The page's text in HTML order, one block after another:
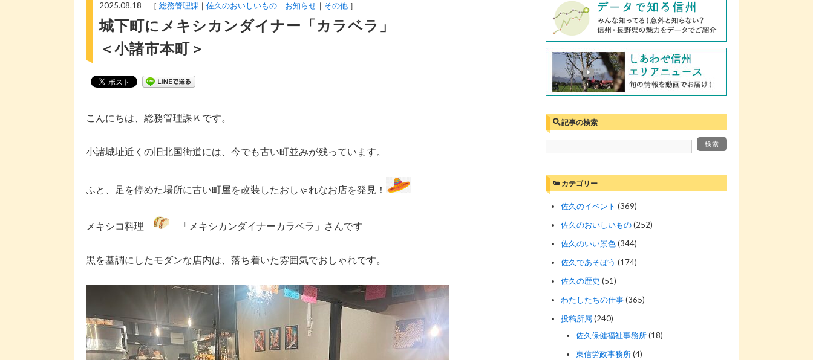
2025.08.18 ［ 総務管理課 佐久のおいしいもの お知らせ その他 ］
城下町にメキシカンダイナー「カラベラ」
＜小諸市本町＞
こんにちは、総務管理課Ｋです。
小諸城址近くの旧北国街道には、今でも古い町並みが残っています。
ふと、足を停めた場所に古い町屋を改装したおしゃれなお店を発見！
メキシコ料理 「メキシカンダイナーカラベラ」さんです
黒を基調にしたモダンな店内は、落ち着いた雰囲気でおしゃれです。
記事の検索
カテゴリー
佐久のイベント (369)
佐久のおいしいもの(252)
佐久のいい景色(344)
佐久であそぼう (174)
佐久の歴史 (51)
わたしたちの仕事(365)
投稿所属(240)
佐久保健福祉事務所(18)
東信労政事務所(4)